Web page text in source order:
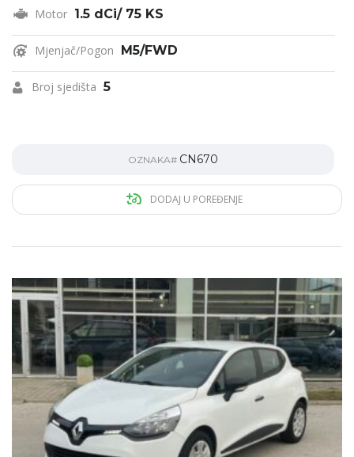
Motor 1.5 dCi/ 75 KS
Mjenjač/Pogon M5/FWD
Broj sjedišta 5
OZNAKA# CN670
DODAJ U POREĐENJE